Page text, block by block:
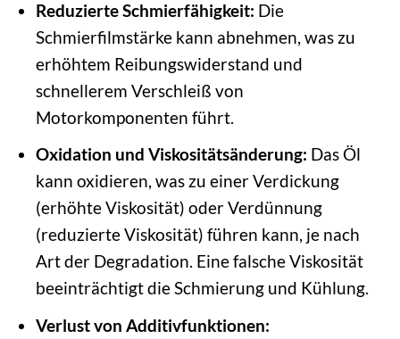
Reduzierte Schmierfähigkeit: Die
Schmierfilmstärke kann abnehmen, was zu
erhöhtem Reibungswiderstand und
schnellerem Verschleiß von
Motorkomponenten führt.
Oxidation und Viskositätsänderung: Das Öl
kann oxidieren, was zu einer Verdickung
(erhöhte Viskosität) oder Verdünnung
(reduzierte Viskosität) führen kann, je nach
Art der Degradation. Eine falsche Viskosität
beeinträchtigt die Schmierung und Kühlung.
Verlust von Additivfunktionen: